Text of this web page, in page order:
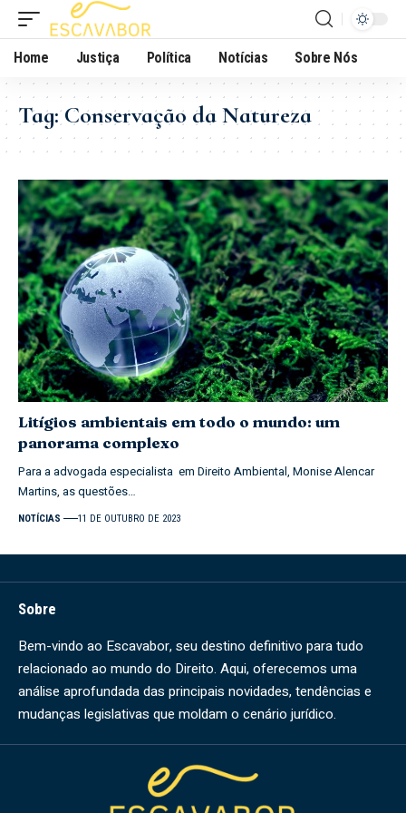
Home Justiça Política Notícias Sobre Nós
Tag:Conservação da Natureza
Litígios ambientais em todo o mundo: um
panorama complexo
Para a advogada especialista em Direito Ambiental, Monise Alencar
Martins, as questões…
NOTÍCIAS 11 DE OUTUBRO DE 2023
Sobre
Bem-vindo ao Escavabor, seu destino definitivo para tudo
relacionado ao mundo do Direito. Aqui, oferecemos uma
análise aprofundada das principais novidades, tendências e
mudanças legislativas que moldam o cenário jurídico.